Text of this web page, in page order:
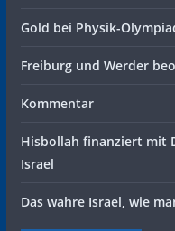
Gold bei Physik-
Freiburg und Werder
Kommentar
Hisbollah finanziert mit
Israel
Das wahre Israel, wie